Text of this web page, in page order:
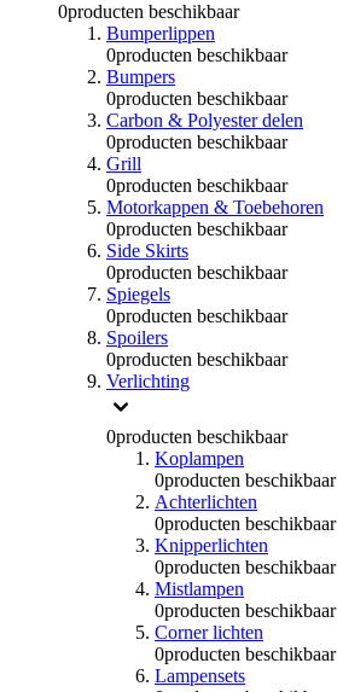
0producten beschikbaar
Bumperlippen
0producten beschikbaar
Bumpers
0producten beschikbaar
Carbon & Polyester delen
0producten beschikbaar
Grill
0producten beschikbaar
Motorkappen & Toebehoren
0producten beschikbaar
Side Skirts
0producten beschikbaar
Spiegels
0producten beschikbaar
Spoilers
0producten beschikbaar
Verlichting
0producten beschikbaar
Koplampen
0producten beschikbaar
Achterlichten
0producten beschikbaar
Knipperlichten
0producten beschikbaar
Mistlampen
0producten beschikbaar
Corner lichten
0producten beschikbaar
Lampensets